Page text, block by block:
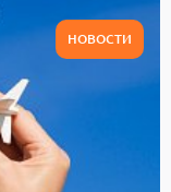
НОВОСТИ